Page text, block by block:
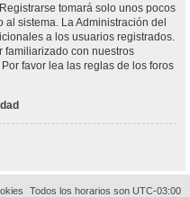
tomará solo unos pocos
sistema. La Administración del
a los usuarios registrados.
familiarizado con nuestros
favor lea las reglas de los foros
Todos los horarios son UTC-03:00